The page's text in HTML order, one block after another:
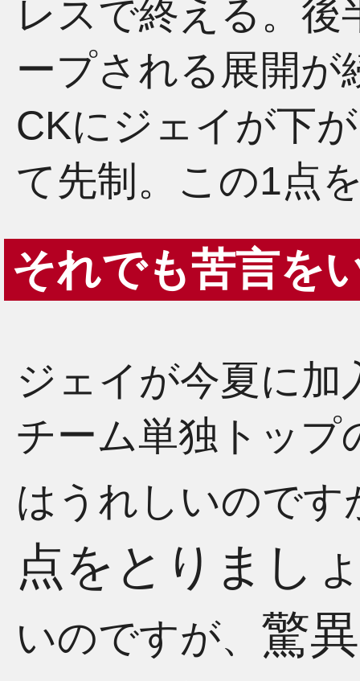
レスで終える。
ープされる展開が
CKにジェイが下
て先制。この1点
それでも苦言を
ジェイが今夏に加
チーム単独トップ
はうれしいのです
点をとりまし
いのですが、 驚